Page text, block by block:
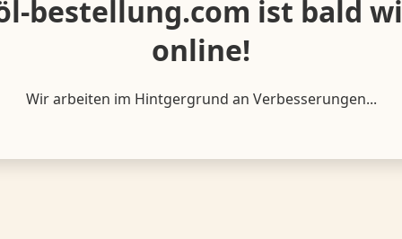
bestellung.com ist bald
online!
Wir arbeiten im Hintgergrund an Verbesserungen...